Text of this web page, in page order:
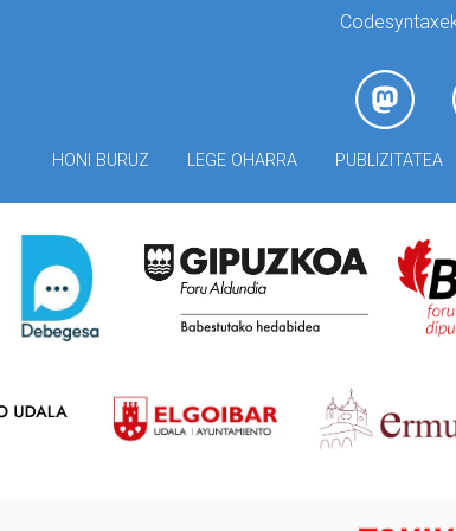
HONI BURUZ LEGE OHARRA PUBLIZITATEA